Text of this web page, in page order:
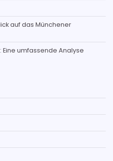
auf das Münchener
umfassende Analyse